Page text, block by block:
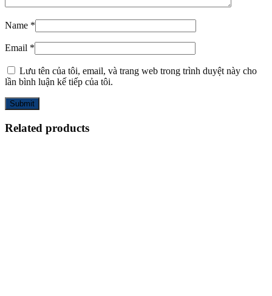
Name *
Email *
Lưu tên của tôi, email, và trang web trong trình duyệt này cho
lần bình luận kế tiếp của tôi.
Related products